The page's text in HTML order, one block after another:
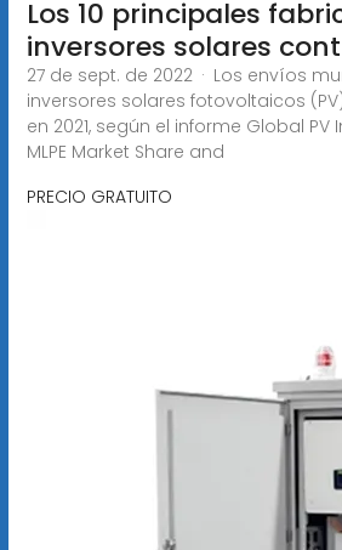
Los 10 principales
inversores solares
27 de sept. de 2022 · Los envíos
inversores solares fotovoltaicos
en 2021, según el informe Global PV
MLPE Market Share and
PRECIO GRATUITO